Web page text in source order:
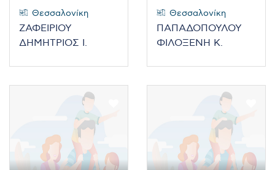
Θεσσαλονίκη
ΖΑΦΕΙΡΙΟΥ
ΔΗΜΗΤΡΙΟΣ Ι.
Θεσσαλονίκη
ΠΑΠΑΔΟΠΟΥΛΟΥ
ΦΙΛΟΞΕΝΗ Κ.